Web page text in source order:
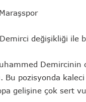
değişikliği ile
Demircinin
pozisyonda
gelişine çok sert